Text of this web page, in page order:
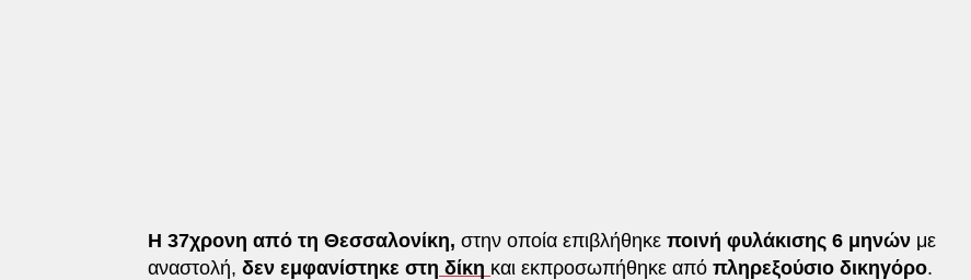
Η 37χρονη από τη Θεσσαλονίκη, στην οποία επιβλήθηκε ποινή φυλάκισης 6 μηνών με
αναστολή, δεν εμφανίστηκε στη δίκη και εκπροσωπήθηκε από πληρεξούσιο δικηγόρο.